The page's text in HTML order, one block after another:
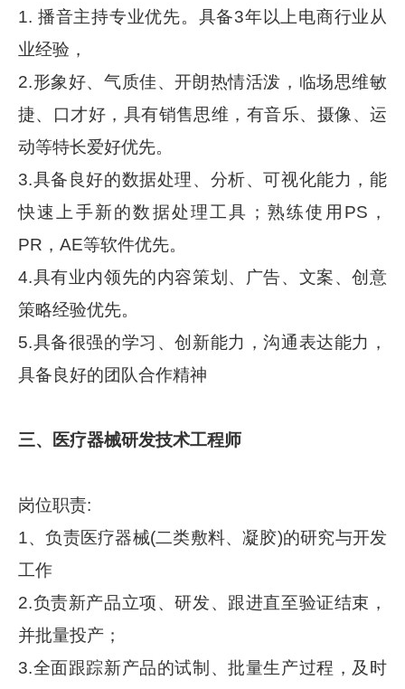
1. 播音主持专业优先。具备3年以上电商行业从
业经验，
2.形象好、气质佳、开朗热情活泼，临场思维敏
捷、口才好，具有销售思维，有音乐、摄像、运
动等特长爱好优先。
3.具备良好的数据处理、分析、可视化能力，能
快速上手新的数据处理工具；熟练使用PS，
PR，AE等软件优先。
4.具有业内领先的内容策划、广告、文案、创意
策略经验优先。
5.具备很强的学习、创新能力，沟通表达能力，
具备良好的团队合作精神
三、医疗器械研发技术工程师
岗位职责:
1、负责医疗器械(二类敷料、凝胶)的研究与开发
工作
2.负责新产品立项、研发、跟进直至验证结束，
并批量投产；
3.全面跟踪新产品的试制、批量生产过程，及时